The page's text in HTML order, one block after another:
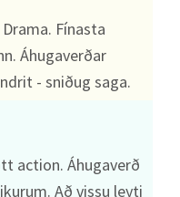
Fínasta
Áhugaverðar
- sniðug saga.
action. Áhugaverð
Að vissu leyti